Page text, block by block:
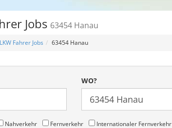
Jobs 63454 Hanau
LKW Fahrer Jobs 63454 Hanau
WO?
Nahverkehr Fernverkehr Internationaler Fernverkehr